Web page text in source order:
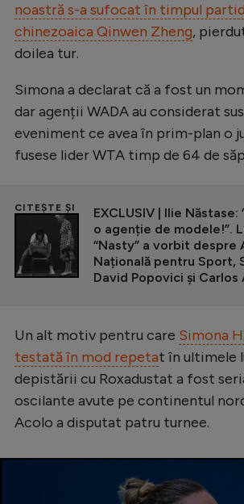
noastră s-a sufocat în timpul
chinezoaica Qinwen Zheng,
doilea tur.
Simona a declarat că a fost un
dar agenții WADA au considerat
eveniment ce avea în prim-plan o
fusese lider WTA timp de 64 de
CITEȘTE ȘI
EXCLUSIV | Ilie
o agenție de modele!”.
“Nasty” a vorbit despre
Națională pentru Sport,
David Popovici și Carlos
Un alt motiv pentru care Simona
testată în mod repetat în ultimele
depistării cu Roxadustat a fost
oscilante avute pe continentul
Acolo a disputat patru turnee.